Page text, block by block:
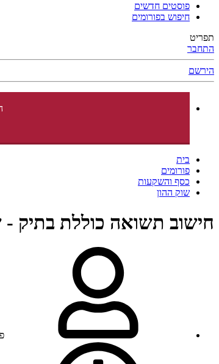
פוסטים חדשים
חיפוש בפורומים
תפריט
התחבר
הירשם
בית
פורומים
כסף והשקעות
שוק ההון
חישוב תשואה כוללת בתיק